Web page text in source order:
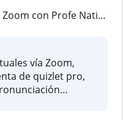
años experiencia en universidad colegios e institutos solo en Colombia
vía Zoom,
de quizlet pro,